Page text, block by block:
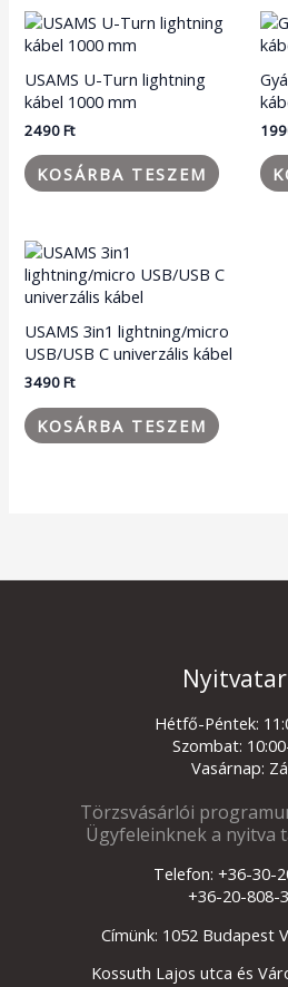
USAMS U-Turn lightning
kábel 1000 mm
2490Ft
KOSÁRBA TESZEM
USAMS 3in1 lightning/micro
USB/USB C univerzális kábel
3490Ft
KOSÁRBA TESZEM
Hétfő-Péntek:
Szombat:
Vasárnap:
Törzsvásárlói
Ügyfeleinknek a nyitva
Telefon: +36-30-
+36-20-808-
Címünk: 1052 Budapest
Kossuth Lajos utca és